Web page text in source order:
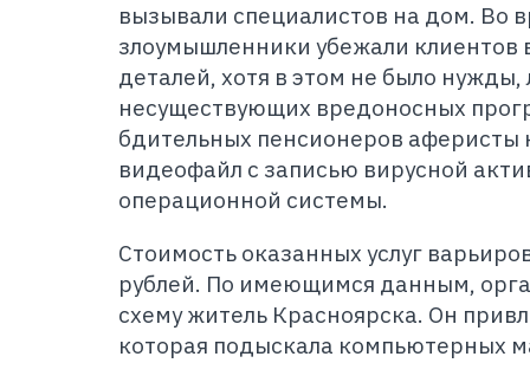
вызывали специалистов на дом. Во
злоумышленники убежали
деталей, хотя в этом не было нужды,
несуществующих вредоносных
бдительных пенсионеров аферисты
видеофайл с записью вирусной
операционной системы.
Стоимость оказанных услуг
рублей. По имеющимся данным,
схему житель Красноярска. Он
которая подыскала компьютерных